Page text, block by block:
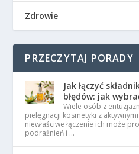
Zdrowie
PRZECZYTAJ PORADY
Jak łączyć
błędów: jak
Wiele osób z
pielęgnacji kosmetyki z
niewłaściwe łączenie ich może
podrażnień i …